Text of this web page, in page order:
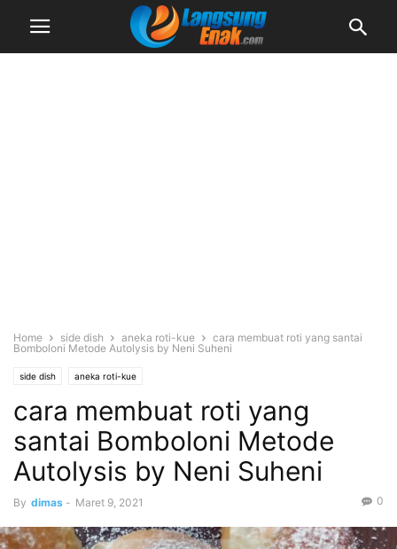
Home side dish aneka roti-kue
cara membuat roti yang santai
Bomboloni Metode Autolysis by Neni Suheni
side dish aneka roti-kue
cara membuat roti yang
santai Bomboloni Metode
Autolysis by Neni Suheni
By dimas - Maret 9, 2021 0